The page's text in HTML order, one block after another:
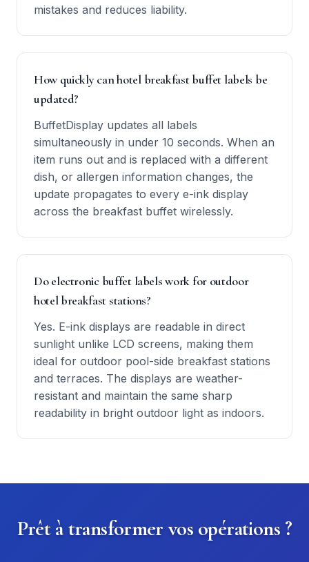
mistakes and reduces liability.
How quickly can hotel breakfast buffet labels be
updated?
BuffetDisplay updates all labels
simultaneously in under 10 seconds. When an
item runs out and is replaced with a different
dish, or allergen information changes, the
update propagates to every e-ink display
across the breakfast buffet wirelessly.
Do electronic buffet labels work for outdoor
hotel breakfast stations?
Yes. E-ink displays are readable in direct
sunlight unlike LCD screens, making them
ideal for outdoor pool-side breakfast stations
and terraces. The displays are weather-
resistant and maintain the same sharp
readability in bright outdoor light as indoors.
Prêt à transformer vos opérations ?